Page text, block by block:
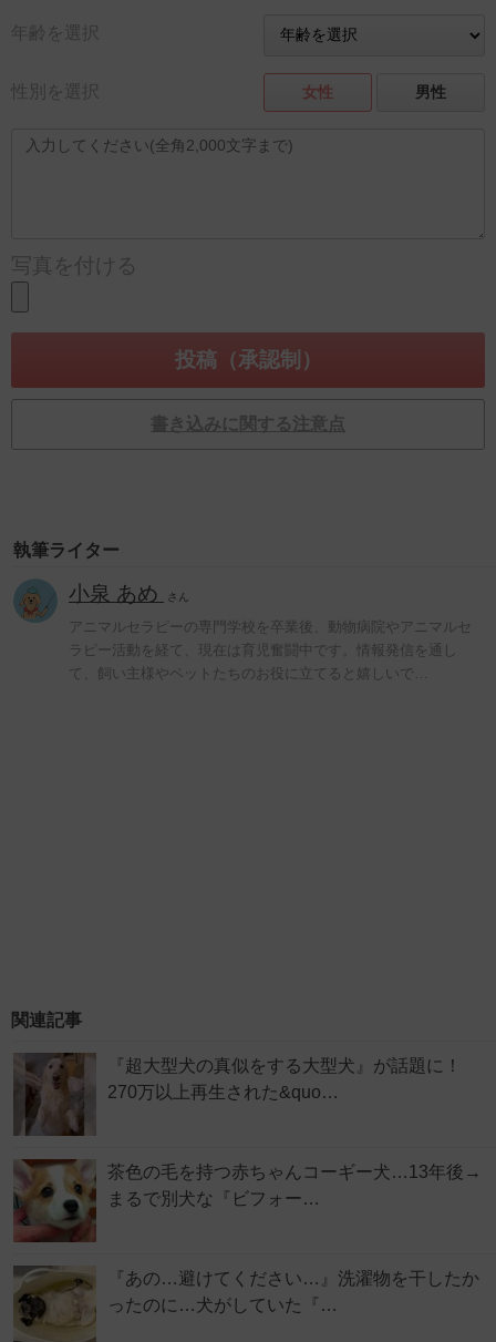
年齢を選択
性別を選択 女性 男性
写真を付ける
書き込みに関する注意点
執筆ライター
小泉 あめ さん
アニマルセラピーの専門学校を卒業後、動物病院やアニマルセ
ラピー活動を経て、現在は育児奮闘中です。情報発信を通し
て、飼い主様やペットたちのお役に立てると嬉しいで…
関連記事
『超大型犬の真似をする大型犬』が話題に！
270万以上再生された&quo…
茶色の毛を持つ赤ちゃんコーギー犬…13年後→
まるで別犬な『ビフォー…
『あの…避けてください…』洗濯物を干したか
ったのに…犬がしていた『…